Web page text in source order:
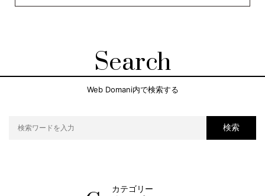
Search
Web Domani内で検索する
検索
カテゴリー